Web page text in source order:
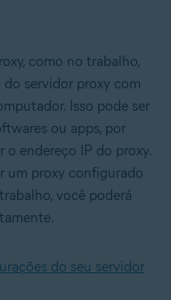
como no trabalho,
servidor proxy com
Isso pode ser
ou apps, por
o endereço IP do proxy.
um proxy configurado
você poderá
do seu servidor